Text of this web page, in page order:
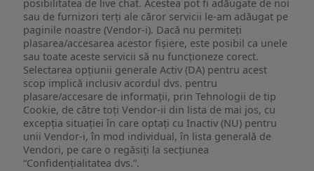
posibilitatea de live chat. Acestea pot fi adăugate de noi
sau de furnizori terți ale căror servicii le-am adăugat pe
paginile noastre (Vendor-i). Dacă nu permiteți
plasarea/accesarea acestor fișiere, este posibil ca unele
sau toate aceste servicii să nu funcționeze corect.
Selectarea opțiunii generale Activ (DA) pentru acest
scop implică inclusiv acordul dvs. pentru
plasare/accesare de informații, prin Tehnologii de tip
Cookie, de către toți Vendor-ii din lista de mai jos, cu
excepția situației în care optați cu Inactiv (NU) pentru
unii Vendor-i, în mod individual, în lista generală de
Vendori, pe care o regăsiți la secțiunea
“Confidențialitatea dvs.”.